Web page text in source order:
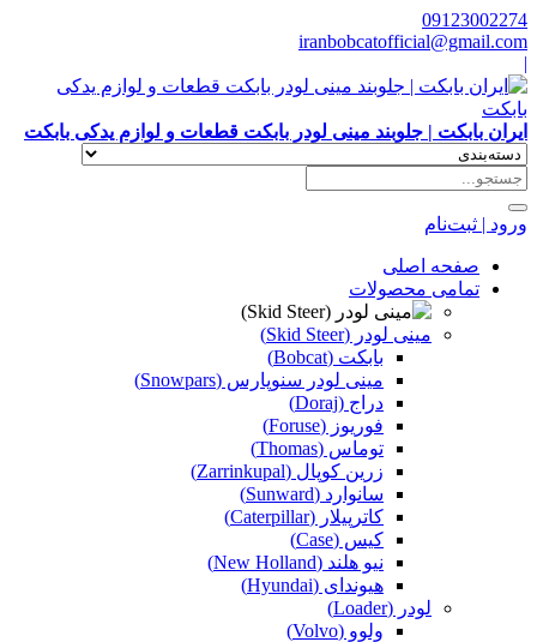
09123002274
iranbobcatofficial@gmail.com
ایران بابکت | جلوبند مینی لودر بابکت قطعات و لوازم یدکی بابکت
ورود | ثبت‌نام
صفحه اصلی
تمامی محصولات
مینی لودر (Skid Steer)
بابکت (Bobcat)
مینی لودر سنوپارس (Snowpars)
دراج (Doraj)
فوریوز (Foruse)
توماس (Thomas)
زرین کوپال (Zarrinkupal)
سانوارد (Sunward)
کاترپیلار (Caterpillar)
کیس (Case)
نیو هلند (New Holland)
هیوندای (Hyundai)
لودر (Loader)
ولوو (Volvo)